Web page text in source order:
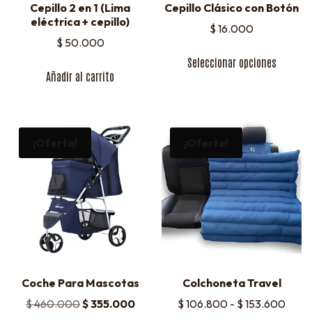
Cepillo 2 en 1 (Lima
eléctrica + cepillo)
$ 50.000
Añadir al carrito
Cepillo Clásico con Botón
$ 16.000
Seleccionar opciones
Coche Para Mascotas
$460.000$355.000
Colchoneta Travel
$ 106.800 - $ 153.600